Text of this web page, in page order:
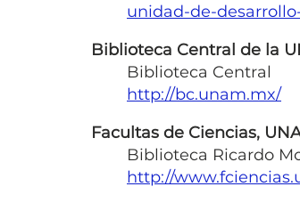
unidad-de-
Biblioteca Central de la
Biblioteca Central
http://bc.unam.mx/
Facultas de Ciencias,
Biblioteca Ricardo
http://